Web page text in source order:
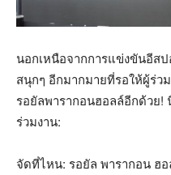
นอกเหนือจากการแข่งขันอีส
สนุกๆ อีกมากมายที่รอให้ผู้ร่ว
รอยัลพารากอนฮอลล์อีกด้วย
ร่วมงาน:
จัดที่ไหน: รอยัล พารากอน ฮ